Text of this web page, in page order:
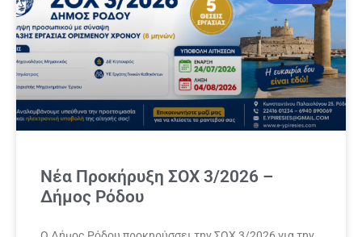
Νέα Προκήρυξη ΣΟΧ 3/2026 –
Δήμος Ρόδου